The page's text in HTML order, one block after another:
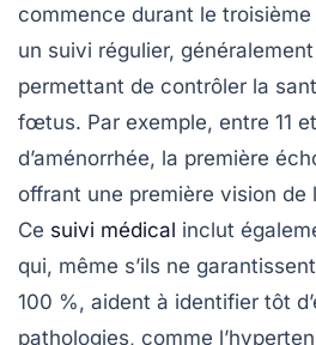
commence durant le troisième
un suivi régulier,
permettant de contrôler la
fœtus. Par exemple, entre 11
d’aménorrhée, la première
offrant une première vision de
Ce suivi médical inclut
qui, même s’ils ne
100 %, aident à identifier tôt
pathologies, comme